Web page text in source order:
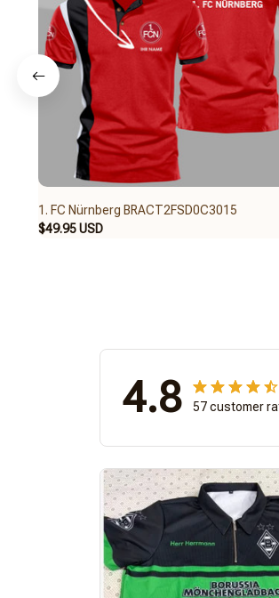
1. FC Nürnberg BRACT2FSD0C3015
$49.95 USD
4.8 57 customer